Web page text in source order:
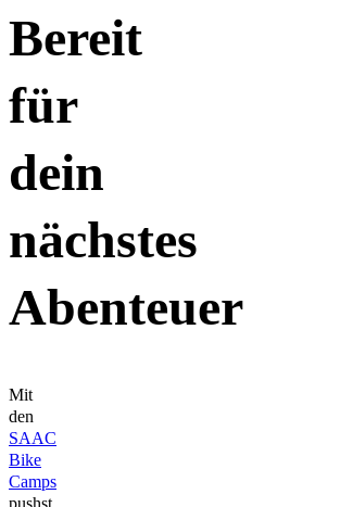
Bereit
für
dein
nächstes
Abenteuer
Mit
den
SAAC
Bike
Camps
pushst